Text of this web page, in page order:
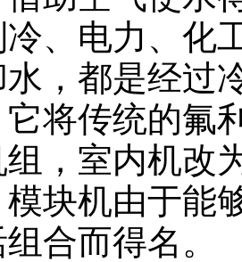
、电力、化
，都是经过
将传统的氟
组，室内机改
块机由于能
合而得名。